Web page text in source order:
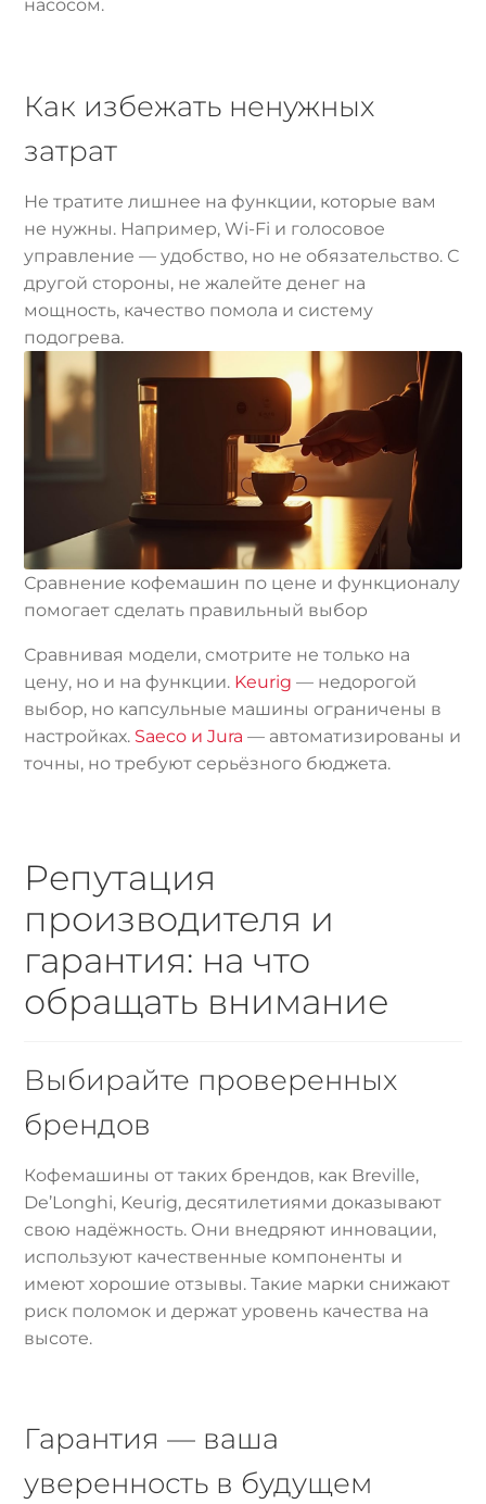
насосом.
Как избежать ненужных
затрат
Не тратите лишнее на функции, которые вам
не нужны. Например, Wi-Fi и голосовое
управление — удобство, но не обязательство. С
другой стороны, не жалейте денег на
мощность, качество помола и систему
подогрева.
Сравнение кофемашин по цене и функционалу
помогает сделать правильный выбор
Сравнивая модели, смотрите не только на
цену, но и на функции. Keurig — недорогой
выбор, но капсульные машины ограничены в
настройках. Saeco и Jura — автоматизированы и
точны, но требуют серьёзного бюджета.
Репутация
производителя и
гарантия: на что
обращать внимание
Выбирайте проверенных
брендов
Кофемашины от таких брендов, как Breville,
De’Longhi, Keurig, десятилетиями доказывают
свою надёжность. Они внедряют инновации,
используют качественные компоненты и
имеют хорошие отзывы. Такие марки снижают
риск поломок и держат уровень качества на
высоте.
Гарантия — ваша
уверенность в будущем